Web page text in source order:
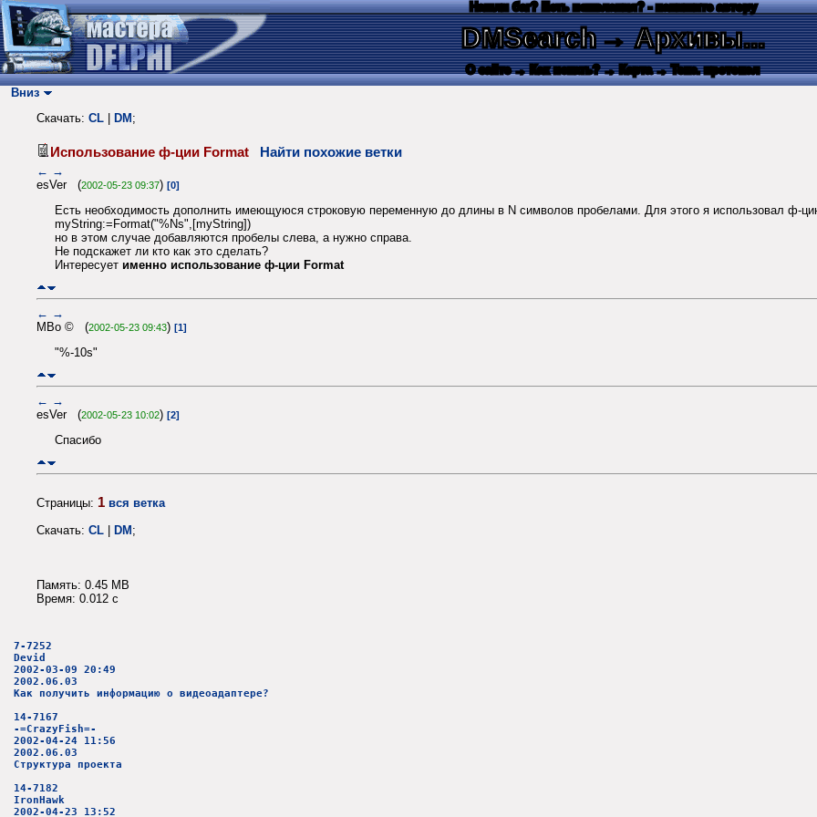
Нашли баг? Есть пожелания? - напишите автору
DMSearch→ Архивы...
О сайте → Как искать? → Карта → Текс. протокол
Вниз
Скачать: CL DM ;
Использование ф-ции Format Найти похожие ветки
← →
esVer (2002-05-23 09:37) [0]
Есть необходимость дополнить имеющуюся строковую переменную до длины в N символов пробелами. Для этого я использовал ф-
myString:=Format("%Ns",[myString])
но в этом случае добавляются пробелы слева, а нужно справа.
Не подскажет ли кто как это сделать?
Интересует именно использование ф-ции Format
← →
MBo © (2002-05-23 09:43) [1]
"%-10s"
← →
esVer (2002-05-23 10:02) [2]
Спасибо
Страницы: 1 вся ветка
Скачать: CL | DM;
Память: 0.45 MB
Время: 0.012 c
7-7252
Devid
2002-03-09 20:49
2002.06.03
Как получить информацию о видеоадаптере?
14-7167
-=CrazyFish=-
2002-04-24 11:56
2002.06.03
Структура проекта
14-7182
IronHawk
2002-04-23 13:52